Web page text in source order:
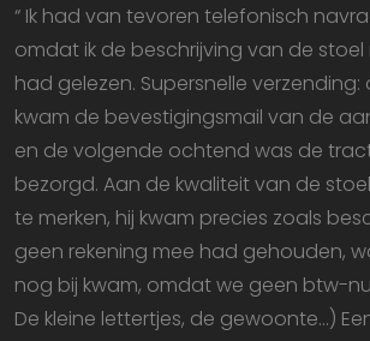
“ Ik had van tevoren telefonisch
omdat ik de beschrijving van de
had gelezen. Supersnelle verzending:
kwam de bevestigingsmail van de
en de volgende ochtend was de
bezorgd. Aan de kwaliteit van de
te merken, hij kwam precies zoals
geen rekening mee had gehouden,
nog bij kwam, omdat we geen btw-
De kleine lettertjes, de gewoonte...)
Strikt noodzakelijke cookies maken de
kernfunctionaliteiten van de website
gebruikersaanmelding en accountbeheer.
website kan niet goed worden gebruikt
strikt noodzakelijke cookies.
Naam
Domein
VISITOR_PRIVACY_METADATA